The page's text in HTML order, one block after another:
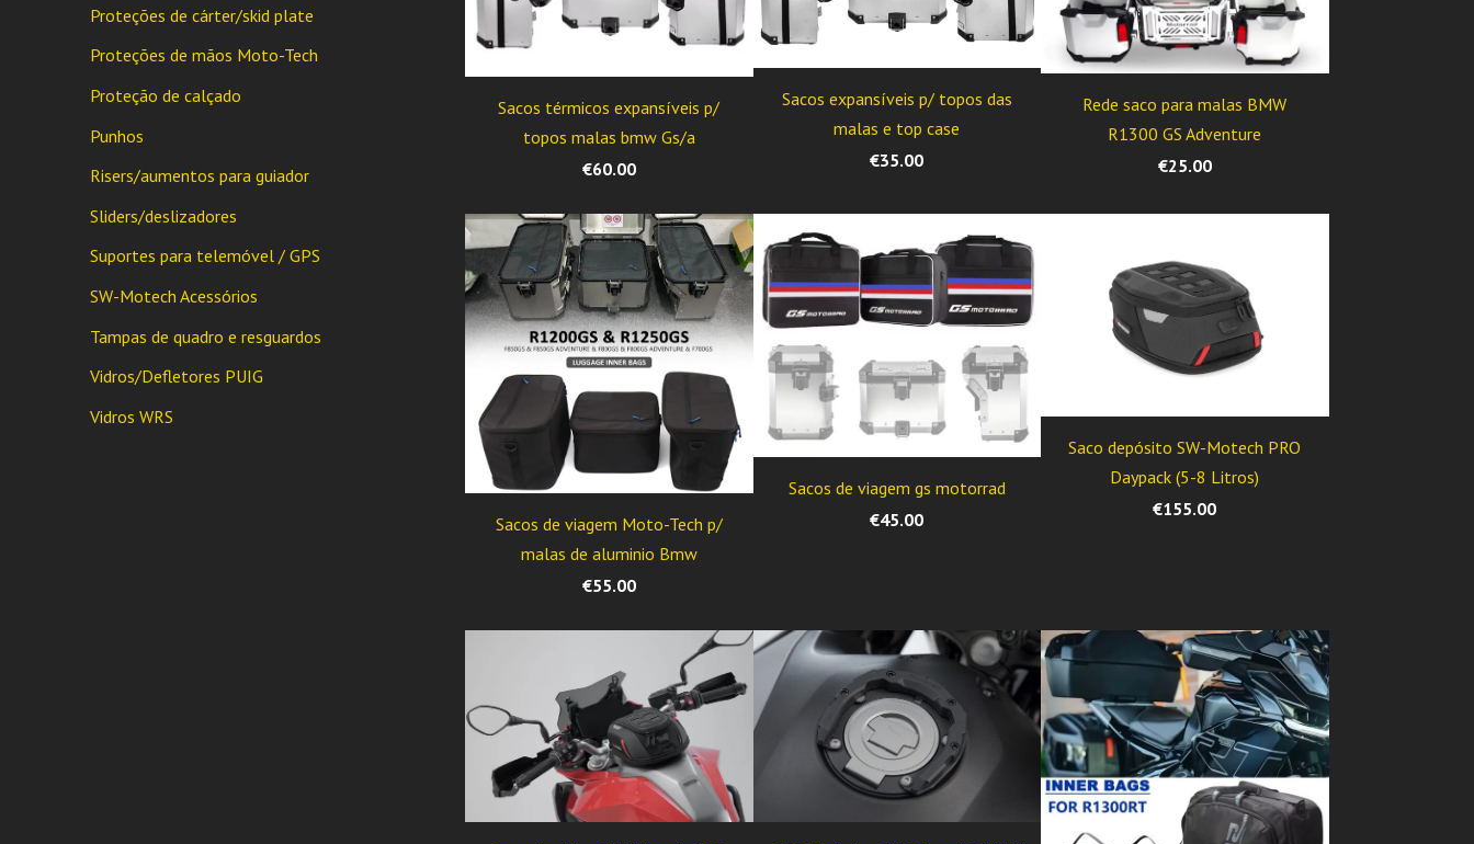
Proteções de cárter/skid plate
Proteções de mãos Moto-Tech
Proteção de calçado
Punhos
Risers/aumentos para guiador
Sliders/deslizadores
Suportes para telemóvel / GPS
SW-Motech Acessórios
Tampas de quadro e resguardos
Vidros/Defletores PUIG
Vidros WRS
Sacos térmicos expansíveis p/
topos malas bmw Gs/a
€60.00
Sacos expansíveis p/ topos das
malas e top case
€35.00
Rede saco para malas BMW
R1300 GS Adventure
€25.00
Sacos de viagem Moto-Tech p/
malas de aluminio Bmw
€55.00
Sacos de viagem gs motorrad
€45.00
Saco depósito SW-Motech PRO
Daypack (5-8 Litros)
€155.00